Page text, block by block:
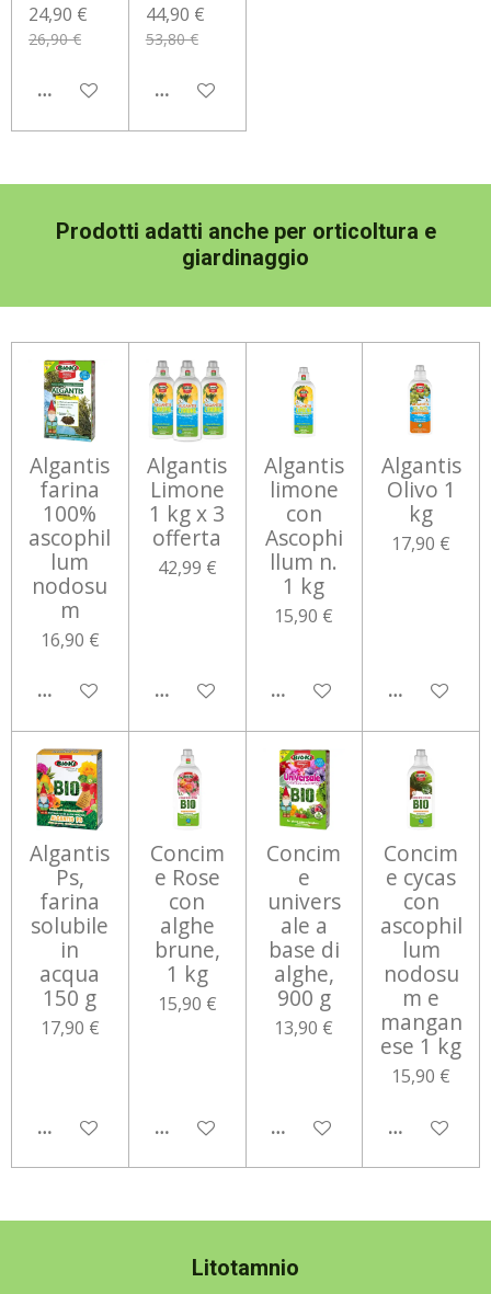
24,90 €
26,90 €
AGGIUNGI AL CARRELLO
44,90 €
53,80 €
AGGIUNGI AL CARRELLO
Prodotti adatti anche per orticoltura e
giardinaggio
Algantis
farina
100%
ascophil
lum
nodosu
m
16,90 €
AGGIUNGI AL CARRELLO
Algantis
Limone
1 kg x 3
offerta
42,99 €
AGGIUNGI AL CARRELLO
Algantis
limone
con
Ascophi
llum n.
1 kg
15,90 €
AGGIUNGI AL CARRELLO
Algantis
Olivo 1
kg
17,90 €
AGGIUNGI
Algantis
Ps,
farina
solubile
in
acqua
150 g
17,90 €
AGGIUNGI AL CARRELLO
Concim
e Rose
con
alghe
brune,
1 kg
15,90 €
AGGIUNGI AL CARRELLO
Concim
e
univers
ale a
base di
alghe,
900 g
13,90 €
AGGIUNGI AL CARRELLO
Concim
e cycas
con
ascophil
lum
nodosu
m e
mangan
ese 1 kg
15,90 €
AGGIUNGI
Litotamnio